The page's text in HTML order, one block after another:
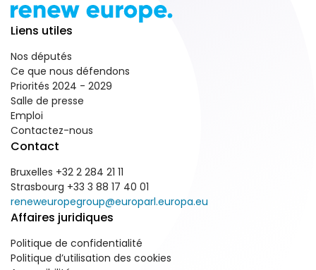
Liens utiles
Nos députés
Ce que nous défendons
Priorités 2024 - 2029
Salle de presse
Emploi
Contactez-nous
Contact
Bruxelles +32 2 284 21 11
Strasbourg +33 3 88 17 40 01
reneweuropegroup@europarl.europa.eu
Affaires juridiques
Politique de confidentialité
Politique d’utilisation des cookies